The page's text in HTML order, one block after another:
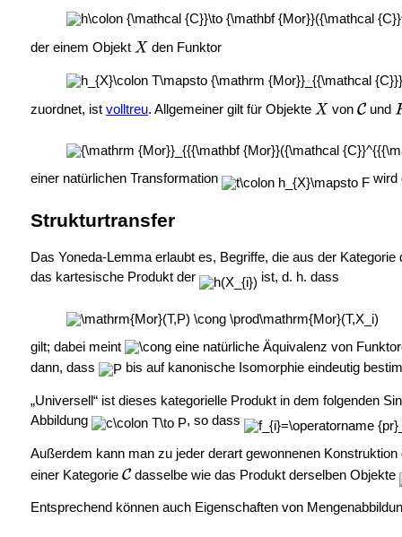
der einem Objekt den Funktor
zuordnet, ist volltreu. Allgemeiner gilt für Objekte von und
einer natürlichen Transformation wird
Strukturtransfer
Das Yoneda-Lemma erlaubt es, Begriffe, die aus der
das kartesische Produkt der
ist, d. h. dass
gilt; dabei meint
eine natürliche Äquivalenz von
dann, dass
bis auf kanonische Isomorphie eindeutig
„Universell“ ist dieses kategorielle Produkt in dem folgenden
Abbildung
, so dass
Außerdem kann man zu jeder derart gewonnenen
einer Kategorie
dasselbe wie das Produkt derselben Objekte
Entsprechend können auch Eigenschaften von